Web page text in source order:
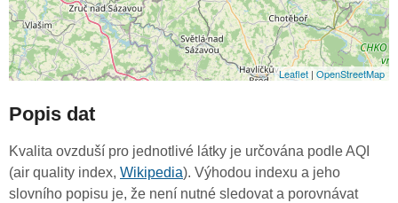
Leaflet | OpenStreetMap
Popis dat
Kvalita ovzduší pro jednotlivé látky je určována podle AQI
(air quality index, Wikipedia). Výhodou indexu a jeho
slovního popisu je, že není nutné sledovat a porovnávat